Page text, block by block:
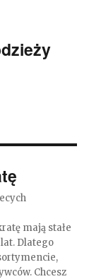
mają stałe
Dlatego
Chcesz